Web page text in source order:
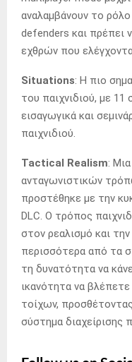
αναλαμβάνουν το
defenders και πρέπει
εχθρών που
Situations: Η πιο
του παιχνιδιού, με
εισαγωγικά και
παιχνιδιού.
Tactical Realism:
ανταγωνιστικών
προστέθηκε με την
DLC. Ο τρόπος
στον ρεαλισμό και
περισσότερα από τα
τη δυνατότητα να
ικανότητα να
τοίχων,
σύστημα διαχείρισης